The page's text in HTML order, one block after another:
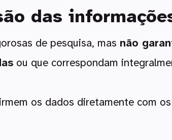
das
de pesquisa, mas não
ou que correspondam
os dados diretamente com